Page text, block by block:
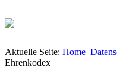
Aktuelle Seite: Home
Ehrenkodex